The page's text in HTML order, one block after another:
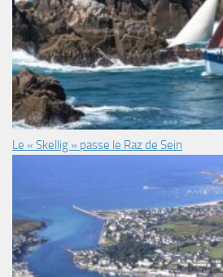
Le « Skellig » passe le Raz de Sein